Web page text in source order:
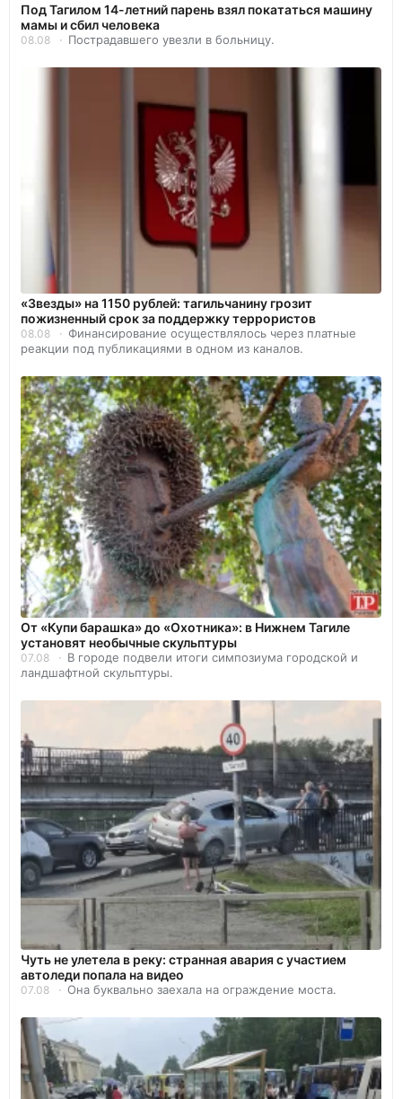
Под Тагилом 14-летний парень взял покататься машину
мамы и сбил человека
08.08 Пострадавшего увезли в больницу.
«Звезды» на 1150 рублей: тагильчанину грозит
пожизненный срок за поддержку террористов
08.08
Финансирование осуществлялось через платные
реакции под публикациями в одном из каналов.
От «Купи барашка» до «Охотника»: в Нижнем Тагиле
установят необычные скульптуры
07.08
В городе подвели итоги симпозиума городской и
ландшафтной скульптуры.
Чуть не улетела в реку: странная авария с участием
автоледи попала на видео
07.08 Она буквально заехала на ограждение моста.